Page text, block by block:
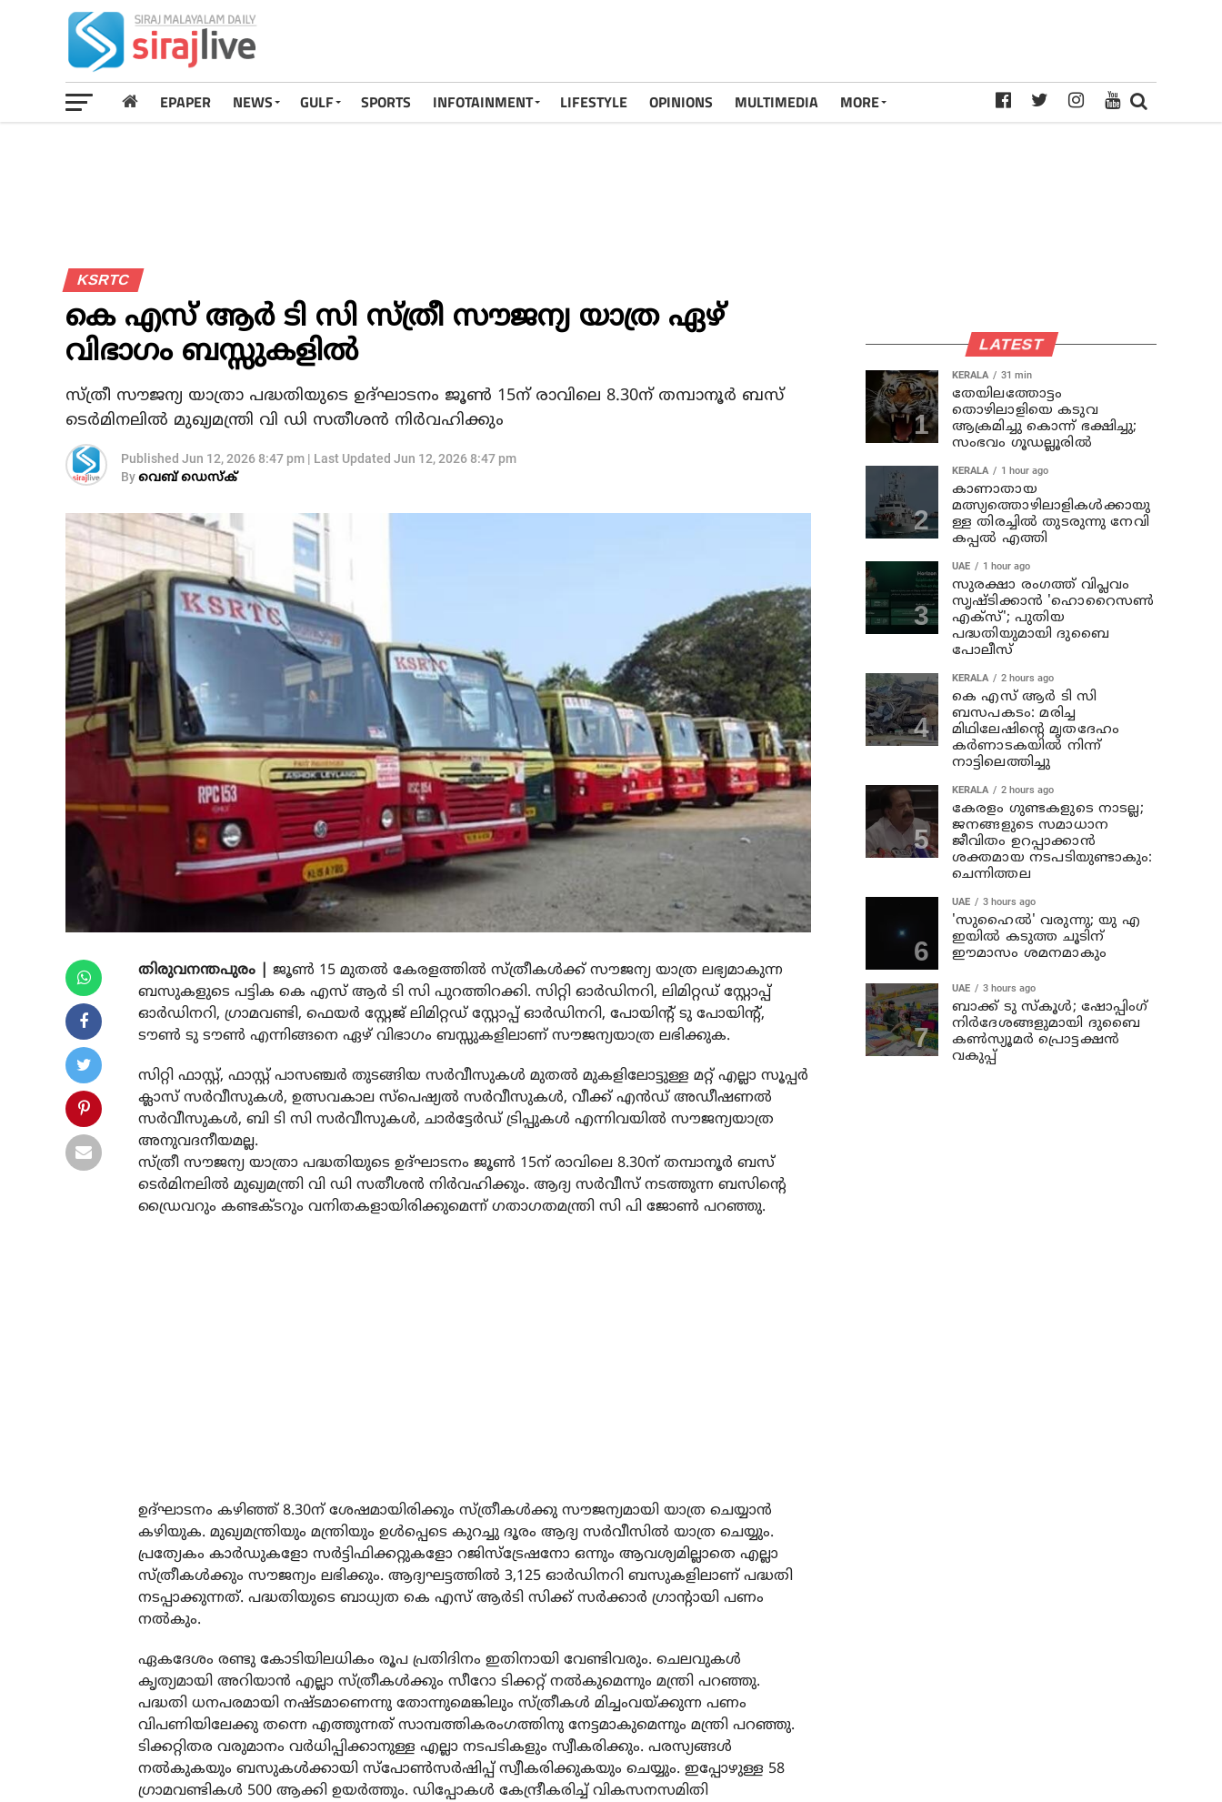
EPAPER NEWS GULF SPORTS INFOTAINMENT LIFESTYLE OPINIONS MULTIMEDIA MORE
KSRTC
കെ എസ് ആര്‍ ടി സി സ്ത്രീ സൗജന്യ യാത്ര ഏഴ്
വിഭാഗം ബസ്സുകളില്‍
സ്ത്രീ സൗജന്യ യാത്രാ പദ്ധതിയുടെ ഉദ്ഘാടനം ജൂണ്‍ 15ന് രാവിലെ 8.30ന് തമ്പാനൂര്‍ ബസ്
ടെര്‍മിനലില്‍ മുഖ്യമന്ത്രി വി ഡി സതീശന്‍ നിര്‍വഹിക്കും
Published Jun 12, 2026 8:47 pm | Last Updated Jun 12, 2026 8:47 pm
Byവെബ് ഡെസ്‌ക്
തിരുവനന്തപുരം |
ജൂണ്‍ 15 മുതല്‍ കേരളത്തില്‍ സ്ത്രീകള്‍ക്ക് സൗജന്യ യാത്ര ലഭ്യമാകുന്ന
ബസുകളുടെ പട്ടിക കെ എസ് ആര്‍ ടി സി പുറത്തിറക്കി. സിറ്റി ഓര്‍ഡിനറി, ലിമിറ്റഡ് സ്റ്റോപ്പ്
ഓര്‍ഡിനറി, ഗ്രാമവണ്ടി, ഫെയര്‍ സ്റ്റേജ് ലിമിറ്റഡ് സ്റ്റോപ്പ് ഓര്‍ഡിനറി, പോയിന്റ് ടു പോയിന്റ്,
ടൗണ്‍ ടു ടൗണ്‍ എന്നിങ്ങനെ ഏഴ് വിഭാഗം ബസ്സുകളിലാണ് സൗജന്യയാത്ര ലഭിക്കുക.
സിറ്റി ഫാസ്റ്റ്, ഫാസ്റ്റ് പാസഞ്ചര്‍ തുടങ്ങിയ സര്‍വീസുകള്‍ മുതല്‍ മുകളിലോട്ടുള്ള മറ്റ് എല്ലാ സൂപ്പര്‍
ക്ലാസ് സര്‍വീസുകള്‍, ഉത്സവകാല സ്പെഷ്യല്‍ സര്‍വീസുകള്‍, വീക്ക് എന്‍ഡ് അഡീഷണല്‍
സര്‍വീസുകള്‍, ബി ടി സി സര്‍വീസുകള്‍, ചാര്‍ട്ടേര്‍ഡ് ട്രിപ്പുകള്‍ എന്നിവയില്‍ സൗജന്യയാത്ര
അനുവദനീയമല്ല.
സ്ത്രീ സൗജന്യ യാത്രാ പദ്ധതിയുടെ ഉദ്ഘാടനം ജൂണ്‍ 15ന് രാവിലെ 8.30ന് തമ്പാനൂര്‍ ബസ്
ടെര്‍മിനലില്‍ മുഖ്യമന്ത്രി വി ഡി സതീശന്‍ നിര്‍വഹിക്കും. ആദ്യ സര്‍വീസ് നടത്തുന്ന ബസിന്റെ
ഡ്രൈവറും കണ്ടക്ടറും വനിതകളായിരിക്കുമെന്ന് ഗതാഗതമന്ത്രി സി പി ജോണ്‍ പറഞ്ഞു.
ഉദ്ഘാടനം കഴിഞ്ഞ് 8.30ന് ശേഷമായിരിക്കും സ്ത്രീകള്‍ക്കു സൗജന്യമായി യാത്ര ചെയ്യാന്‍
കഴിയുക. മുഖ്യമന്ത്രിയും മന്ത്രിയും ഉള്‍പ്പെടെ കുറച്ചു ദൂരം ആദ്യ സര്‍വീസില്‍ യാത്ര ചെയ്യും.
പ്രത്യേകം കാര്‍ഡുകളോ സര്‍ട്ടിഫിക്കറ്റുകളോ റജിസ്‌ട്രേഷനോ ഒന്നും ആവശ്യമില്ലാതെ എല്ലാ
സ്ത്രീകള്‍ക്കും സൗജന്യം ലഭിക്കും. ആദ്യഘട്ടത്തില്‍ 3,125 ഓര്‍ഡിനറി ബസുകളിലാണ് പദ്ധതി
നടപ്പാക്കുന്നത്. പദ്ധതിയുടെ ബാധ്യത കെ എസ് ആര്‍ടി സിക്ക് സര്‍ക്കാര്‍ ഗ്രാന്റായി പണം
നല്‍കും.
ഏകദേശം രണ്ടു കോടിയിലധികം രൂപ പ്രതിദിനം ഇതിനായി വേണ്ടിവരും. ചെലവുകള്‍
കൃത്യമായി അറിയാന്‍ എല്ലാ സ്ത്രീകള്‍ക്കും സീറോ ടിക്കറ്റ് നല്‍കുമെന്നും മന്ത്രി പറഞ്ഞു.
പദ്ധതി ധനപരമായി നഷ്ടമാണെന്നു തോന്നുമെങ്കിലും സ്ത്രീകള്‍ മിച്ചംവയ്ക്കുന്ന പണം
വിപണിയിലേക്കു തന്നെ എത്തുന്നത് സാമ്പത്തികരംഗത്തിനു നേട്ടമാകുമെന്നും മന്ത്രി പറഞ്ഞു.
ടിക്കറ്റിതര വരുമാനം വര്‍ധിപ്പിക്കാനുള്ള എല്ലാ നടപടികളും സ്വീകരിക്കും. പരസ്യങ്ങള്‍
നല്‍കുകയും ബസുകള്‍ക്കായി സ്‌പോണ്‍സര്‍ഷിപ്പ് സ്വീകരിക്കുകയും ചെയ്യും. ഇപ്പോഴുള്ള 58
ഗ്രാമവണ്ടികള്‍ 500 ആക്കി ഉയര്‍ത്തും. ഡിപ്പോകള്‍ കേന്ദ്രീകരിച്ച് വികസനസമിതി
LATEST
KERALA 31 min
തേയിലത്തോട്ടം
തൊഴിലാളിയെ കടുവ
ആക്രമിച്ചു കൊന്ന് ഭക്ഷിച്ചു;
സംഭവം ഗൂഡല്ലൂരില്‍
KERALA 1 hour ago
കാണാതായ
മത്സ്യത്തൊഴിലാളികള്‍ക്കായു
ള്ള തിരച്ചില്‍ തുടരുന്നു നേവി
കപ്പല്‍ എത്തി
UAE 1 hour ago
സുരക്ഷാ രംഗത്ത് വിപ്ലവം
സൃഷ്ടിക്കാന്‍ 'ഹൊറൈസണ്‍
എക്‌സ്'; പുതിയ
പദ്ധതിയുമായി ദുബൈ
പോലീസ്
KERALA 2 hours ago
കെ എസ് ആര്‍ ടി സി
ബസപകടം: മരിച്ച
മിഥിലേഷിന്റെ മൃതദേഹം
കര്‍ണാടകയില്‍ നിന്ന്
നാട്ടിലെത്തിച്ചു
KERALA 2 hours ago
കേരളം ഗുണ്ടകളുടെ നാടല്ല;
ജനങ്ങളുടെ സമാധാന
ജീവിതം ഉറപ്പാക്കാന്‍
ശക്തമായ നടപടിയുണ്ടാകും:
ചെന്നിത്തല
UAE 3 hours ago
'സുഹൈല്‍' വരുന്നു; യു എ
ഇയില്‍ കടുത്ത ചൂടിന്
ഈമാസം ശമനമാകും
UAE 3 hours ago
ബാക്ക് ടു സ്‌കൂള്‍; ഷോപ്പിംഗ്
നിര്‍ദേശങ്ങളുമായി ദുബൈ
കണ്‍സ്യൂമര്‍ പ്രൊട്ടക്ഷന്‍
വകുപ്പ്